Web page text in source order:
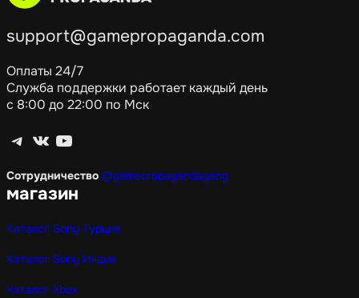
support@gamepropaganda.com
Оплаты 24/7
Служба поддержки работает каждый день
с 8:00 до 22:00 по Мск
Telegram ВКонтакте YouTube
Сотрудничество @gamepropagandagang
магазин
Каталог Sony Турция
Каталог Sony Индия
Каталог Xbox